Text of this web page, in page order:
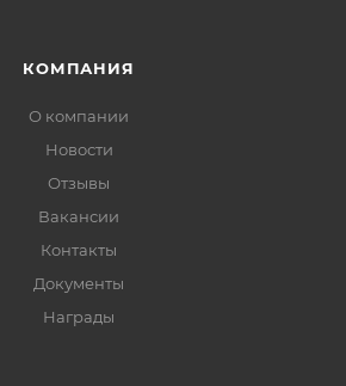
КОМПАНИЯ
О компании
Новости
Отзывы
Вакансии
Контакты
Документы
Награды